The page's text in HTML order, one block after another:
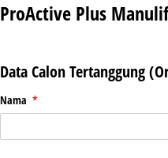
ProActive Plus
Data Calon Tertanggung
Nama *
(required)